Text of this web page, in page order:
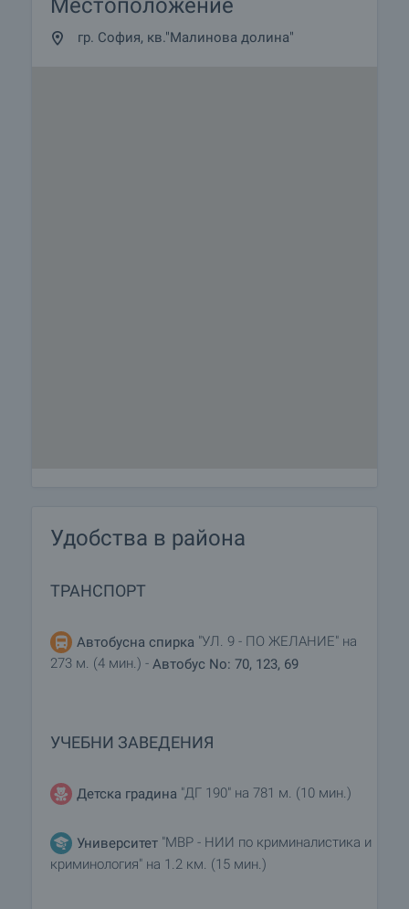
Местоположение
гр. София, кв."Малинова долина"
Удобства в района
ТРАНСПОРТ
Автобусна спирка "УЛ. 9 - ПО ЖЕЛАНИЕ" на
273 м. (4 мин.) - Автобус No: 70, 123, 69
УЧЕБНИ ЗАВЕДЕНИЯ
Детска градина "ДГ 190" на 781 м. (10 мин.)
Университет "МВР - НИИ по криминалистика и
криминология" на 1.2 км. (15 мин.)